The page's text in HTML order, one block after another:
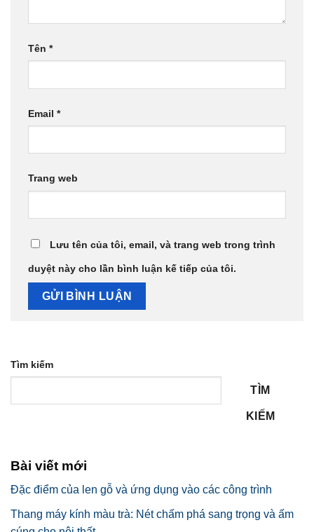
Tên *
Email *
Trang web
Lưu tên của tôi, email, và trang web trong trình
duyệt này cho lần bình luận kế tiếp của tôi.
Tìm kiếm
TÌM
KIẾM
Bài viết mới
Đặc điểm của len gỗ và ứng dụng vào các công trình
Thang máy kính màu trà: Nét chấm phá sang trọng và ấm